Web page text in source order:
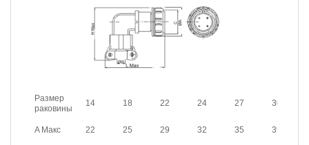
Размер
раковины
14 18 22 24 27 30
A Макс 22 25 29 32 35 39